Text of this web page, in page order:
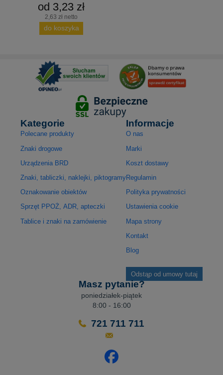
od 3,23 zł
2,63 zł netto
do koszyka
Kategorie
Polecane produkty
Znaki drogowe
Urządzenia BRD
Znaki, tabliczki, naklejki, piktogramy
Oznakowanie obiektów
Sprzęt PPOŻ, ADR, apteczki
Tablice i znaki na zamówienie
Informacje
O nas
Marki
Koszt dostawy
Regulamin
Polityka prywatności
Ustawienia cookie
Mapa strony
Kontakt
Blog
Odstąp od umowy tutaj
Masz pytanie?
poniedziałek-piątek
8:00 - 16:00
721 711 711
Odwiedź nasz profil na